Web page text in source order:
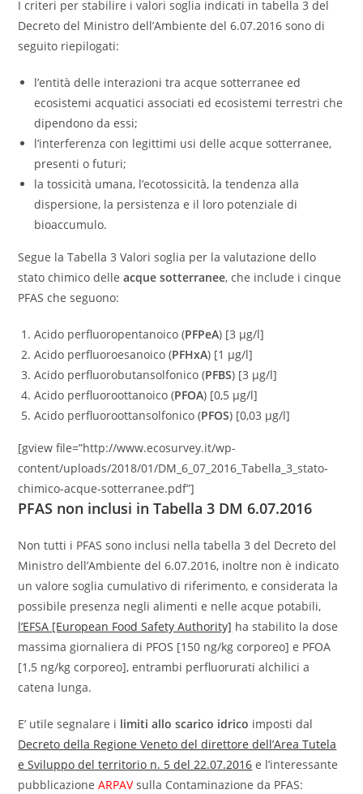
I criteri per stabilire i valori soglia indicati in tabella 3 del
Decreto del Ministro dell’Ambiente del 6.07.2016 sono di
seguito riepilogati:
l’entità delle interazioni tra acque sotterranee ed
ecosistemi acquatici associati ed ecosistemi terrestri che
dipendono da essi;
l’interferenza con legittimi usi delle acque sotterranee,
presenti o futuri;
la tossicità umana, l’ecotossicità, la tendenza alla
dispersione, la persistenza e il loro potenziale di
bioaccumulo.
Segue la Tabella 3 Valori soglia per la valutazione dello
stato chimico delleacque sotterranee, che include i cinque
PFAS che seguono:
Acido perfluoropentanoico (PFPeA) [3 µg/l]
Acido perfluoroesanoico (PFHxA) [1 µg/l]
Acido perfluorobutansolfonico (PFBS) [3 µg/l]
Acido perfluoroottanoico (PFOA) [0,5 µg/l]
Acido perfluoroottansolfonico (PFOS) [0,03 µg/l]
[gview file=”http://www.ecosurvey.it/wp-
content/uploads/2018/01/DM_6_07_2016_Tabella_3_stato-
chimico-acque-sotterranee.pdf”]
PFAS non inclusi in Tabella 3 DM 6.07.2016
Non tutti i PFAS sono inclusi nella tabella 3 del Decreto del
Ministro dell’Ambiente del 6.07.2016, inoltre non è indicato
un valore soglia cumulativo di riferimento, e considerata la
possibile presenza negli alimenti e nelle acque potabili,
l’EFSA [European Food Safety Authority] ha stabilito la dose
massima giornaliera di PFOS [150 ng/kg corporeo] e PFOA
[1,5 ng/kg corporeo], entrambi perfluorurati alchilici a
catena lunga.
E’ utile segnalare i limiti allo scarico idrico imposti dal
Decreto della Regione Veneto del direttore dell’Area Tutela
e Sviluppo del territorio n. 5 del 22.07.2016 e l’interessante
pubblicazioneARPAVsulla Contaminazione da PFAS: